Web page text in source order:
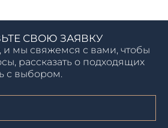
СВОЮ ЗАЯВКУ
и мы свяжемся с вами, чтобы
рассказать о подходящих
с выбором.